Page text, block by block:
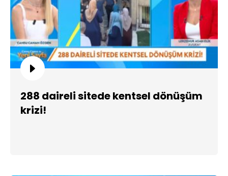
288 daireli sitede kentsel dönüşüm
krizi!